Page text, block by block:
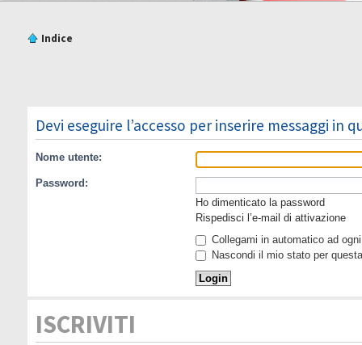
Indice
Devi eseguire l’accesso per inserire messaggi in
Nome utente:
Password:
Ho dimenticato la password
Rispedisci l’e-mail di attivazione
Collegami in automatico ad
Nascondi il mio stato per
ISCRIVITI